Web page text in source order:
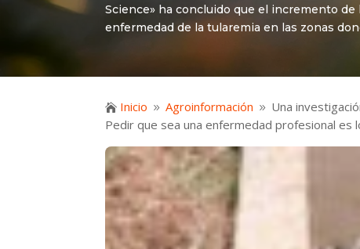
Science» ha concluido que el incremento
enfermedad de la tularemia en las zonas
 Inicio 9 Agroinformación 9 Una
Pedir que sea una enfermedad profesional es